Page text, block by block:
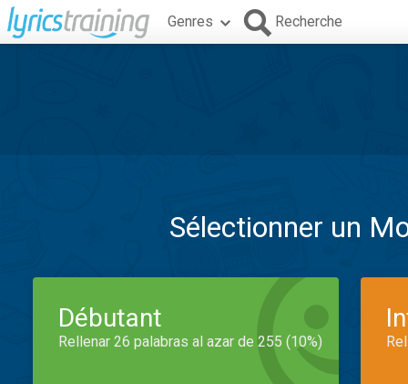
Genres Recherche
Sélectionner un
Débutant
Rellenar 26 palabras al azar de 255 (10%)